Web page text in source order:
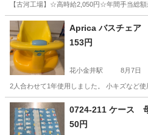
【古河工場】☆高時給2,050円☆年間手当総
茨城 古河市
Aprica バスチェア
153円
花小金井駅 8月7日
2人合わせて1年使用しました。 小キズなど
東京 小平市 ベビ
0724-211 ケース
50円